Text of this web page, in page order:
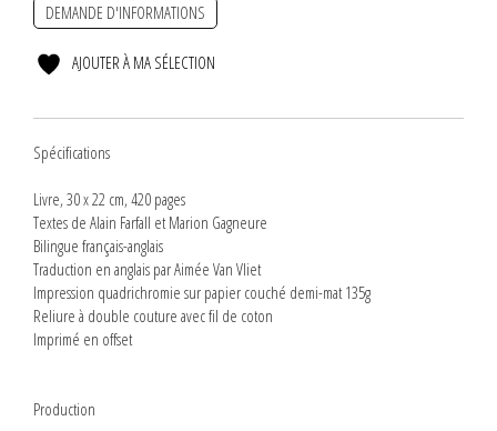
DEMANDE D'INFORMATIONS
AJOUTER À MA SÉLECTION
Spécifications
Livre, 30 x 22 cm, 420 pages
Textes de Alain Farfall et Marion Gagneure
Bilingue français-anglais
Traduction en anglais par Aimée Van Vliet
Impression quadrichromie sur papier couché demi-mat 135g
Reliure à double couture avec fil de coton
Imprimé en offset
Production